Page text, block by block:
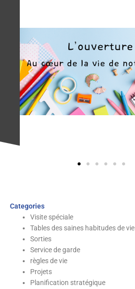
Categories
Visite spéciale
Tables des saines habitudes de vie
Sorties
Service de garde
règles de vie
Projets
Planification stratégique